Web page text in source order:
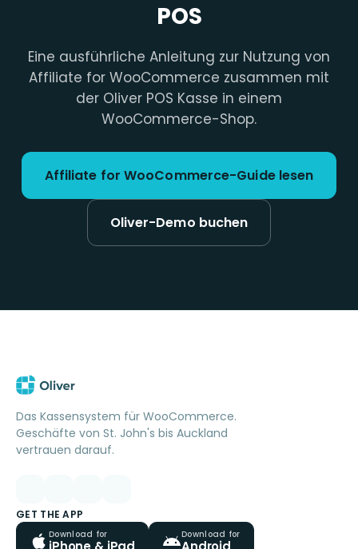
POS
Eine ausführliche Anleitung zur Nutzung von
Affiliate for WooCommerce zusammen mit
der Oliver POS Kasse in einem
WooCommerce-Shop.
Affiliate for WooCommerce-Guide lesen
Oliver-Demo buchen
Das Kassensystem für WooCommerce.
Geschäfte von St. John's bis Auckland
vertrauen darauf.
GET THE APP
Download for Download for